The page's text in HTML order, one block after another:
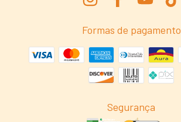
Formas de pagamento
Segurança